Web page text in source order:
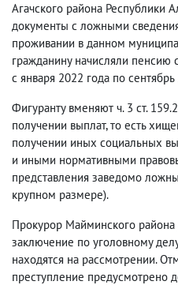
Агачского района Республики
документы с ложными
проживании в данном
гражданину начисляли
с января 2022 года по
Фигуранту вменяют ч. 3 ст.
получении выплат, то есть
получении иных социальных
и иными нормативными
представления заведомо
крупном размере).
Прокурор Майминского района
заключение по уголовному
находятся на рассмотрении.
преступление предусмотрено